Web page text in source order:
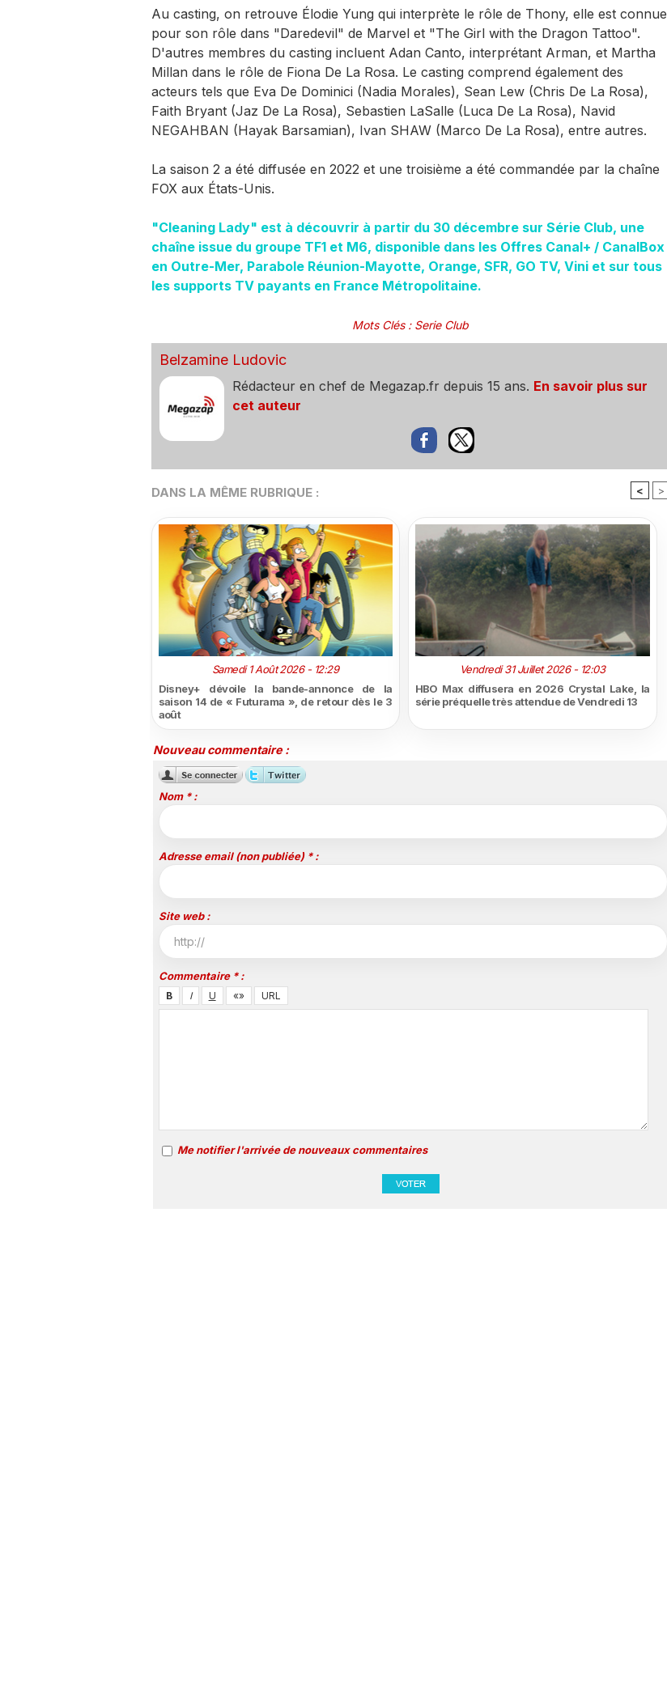
Au casting, on retrouve Élodie Yung qui interprète le rôle de Thony, elle est connue
pour son rôle dans "Daredevil" de Marvel et "The Girl with the Dragon Tattoo".
D'autres membres du casting incluent Adan Canto, interprétant Arman, et Martha
Millan dans le rôle de Fiona De La Rosa. Le casting comprend également des
acteurs tels que Eva De Dominici (Nadia Morales), Sean Lew (Chris De La Rosa),
Faith Bryant (Jaz De La Rosa), Sebastien LaSalle (Luca De La Rosa), Navid
NEGAHBAN (Hayak Barsamian), Ivan SHAW (Marco De La Rosa), entre autres.
La saison 2 a été diffusée en 2022 et une troisième a été commandée par la chaîne
FOX aux États-Unis.
"Cleaning Lady" est à découvrir à partir du 30 décembre sur Série Club, une
chaîne issue du groupe TF1 et M6, disponible dans les Offres Canal+ / CanalBox
en Outre-Mer, Parabole Réunion-Mayotte, Orange, SFR, GO TV, Vini et sur tous
les supports TV payants en France Métropolitaine.
Mots Clés: Serie Club
Belzamine Ludovic
Rédacteur en chef de Megazap.fr depuis 15 ans. En savoir plus sur
cet auteur
DANS LA MÊME RUBRIQUE : < >
Samedi 1 Août 2026 - 12:29
Disney+ dévoile la bande-annonce de la
saison 14 de « Futurama », de retour dès le 3
août
Vendredi 31 Juillet 2026 - 12:03
HBO Max diffusera en 2026 Crystal Lake, la
série préquelle très attendue de Vendredi 13
Nouveau commentaire :
Nom * :
Adresse email (non publiée) * :
Site web :
Commentaire * :
Me notifier l'arrivée de nouveaux commentaires